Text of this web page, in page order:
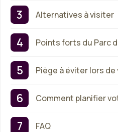
Alternatives à visiter
Points forts du Parc
Piège à éviter lors
Comment planifier
FAQ